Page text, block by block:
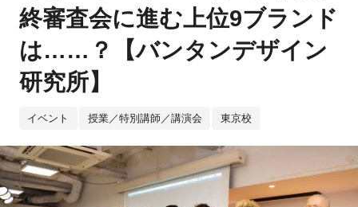
終審査会に進む上位9ブランド
は……？【バンタンデザイン
研究所】
イベント 授業／特別講師／講演会 東京校